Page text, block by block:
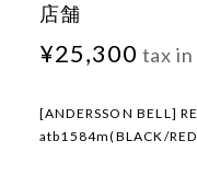
店舗
¥25,300 tax in
[ANDERSSON BELL]
atb1584m(BLACK/